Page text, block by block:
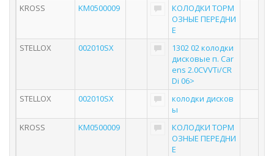
KROSS
KM0500009
КОЛОДКИ ТОРМ
ОЗНЫЕ ПЕРЕДНИ
Е
STELLOX
002010SX
1302 02 колодки
дисковые п. Car
ens 2.0CVVTi/CR
Di 06>
STELLOX
002010SX
колодки дисков
ы
KROSS
KM0500009
КОЛОДКИ ТОРМ
ОЗНЫЕ ПЕРЕДНИ
Е